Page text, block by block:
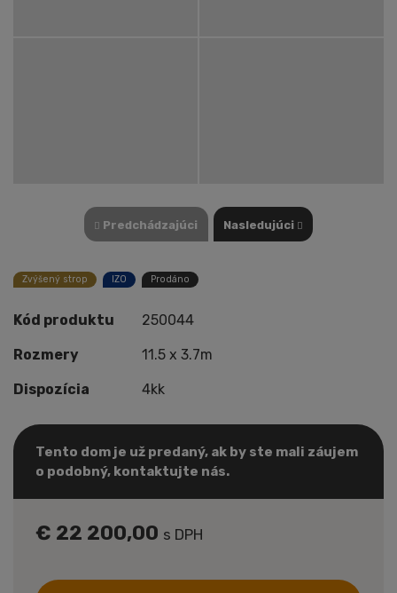
Predchádzajúci Nasledujúci
Zvýšený strop IZO Prodáno
Kód produktu 250044
Rozmery 11.5 x 3.7m
Dispozícia 4kk
Tento dom je už predaný, ak by ste mali záujem
o podobný, kontaktujte nás.
€ 22 200,00 s DPH